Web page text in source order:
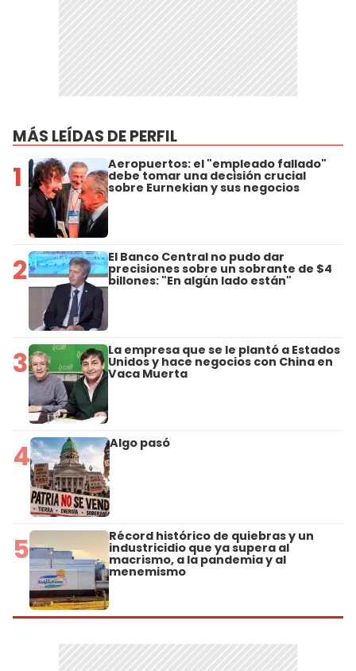
MÁS LEÍDAS DE PERFIL
1 Aeropuertos: el "empleado fallado"
debe tomar una decisión crucial
sobre Eurnekian y sus negocios
2 El Banco Central no pudo dar
precisiones sobre un sobrante de $4
billones: "En algún lado están"
3 La empresa que se le plantó a Estados
Unidos y hace negocios con China en
Vaca Muerta
4 Algo pasó
5 Récord histórico de quiebras y un
industricidio que ya supera al
macrismo, a la pandemia y al
menemismo